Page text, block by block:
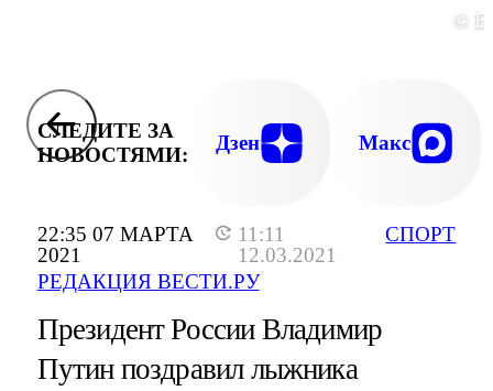
22:35 07 МАРТА
2021
11:11
12.03.2021
РЕДАКЦИЯ ВЕСТИ.РУ
СПОРТ
©
СЛЕДИТЕ ЗА
НОВОСТЯМИ:
Дзен Макс
Президент России Владимир
Путин поздравил лыжника